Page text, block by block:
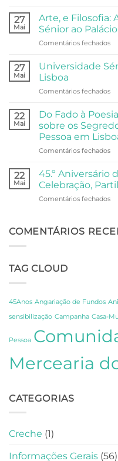
do
de
e
27
Mai
Arte, e Filosofia:
Sénior ao
Comentários fechadosem
e
27
Mai
Universidade
Lisboa
Comentários fechadosem
o
de
22
Mai
Do Fado à
sobre os
Pessoa em
Comentários fechadosem
à
Um
22
Mai
45.º Aniversário
Celebração,
Comentários fechadosem
do
e
COMENTÁRIOS
TAG CLOUD
45Anos Angariação de Fundos
sensibilização Campanha Casa-
Pessoa
Mercearia
CATEGORIAS
Creche (1)
Informações Gerais (56)